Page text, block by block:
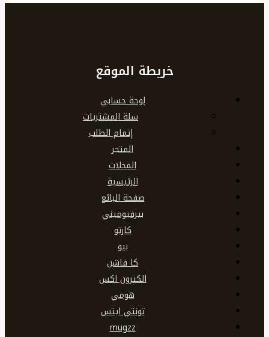
خريطة الموقع
لوحة حسابي
سلة المشتريات
إتمام الطلب
المتجر
المحلات
الرئيسية
صفحة البائع
بيرفيوميني
كارتو
بيو
كا فاشن
الكترون اكس
هومي
تونتي ايتس
mugzz